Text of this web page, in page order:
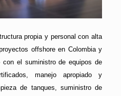
propia y personal con alta
offshore en Colombia y
el suministro de equipos de
manejo apropiado y
de tanques, suministro de